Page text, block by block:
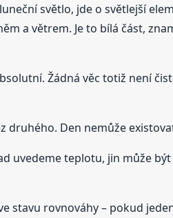
světlo, jde o světlejší
a větrem. Je to bílá část,
Žádná věc totiž není
druhého. Den nemůže
uvedeme teplotu, jin může být
stavu rovnováhy – pokud